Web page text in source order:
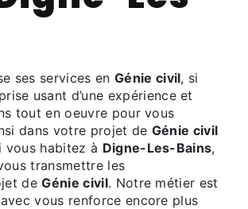
ses services en Génie civil, si
usant d’une expérience et
tout en oeuvre pour vous
dans votre projet de Génie civil
vous habitez à Digne-Les-Bains,
transmettre les
deGénie civil. Notre métier est
vous renforce encore plus